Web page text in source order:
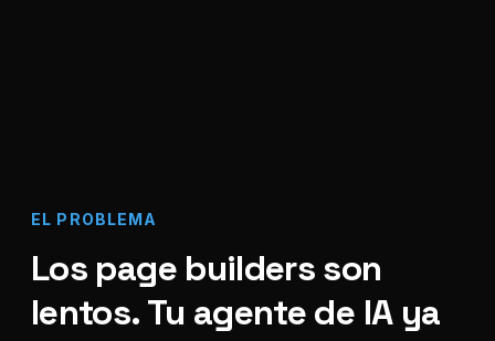
EL PROBLEMA
Los page builders son
lentos. Tu agente de IA ya